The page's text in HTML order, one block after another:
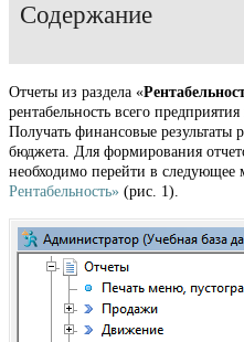
Содержание
Отчеты из раздела «
рентабельность всего
Получать финансовые результаты
бюджета. Для формирования
необходимо перейти в следующее
Рентабельность» (рис. 1).